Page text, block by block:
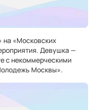
«Московских
Девушка —
с некоммерческими
Москвы».